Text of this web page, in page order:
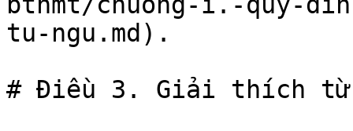
tu-ngu.md).
# Điều 3. Giải thích từ